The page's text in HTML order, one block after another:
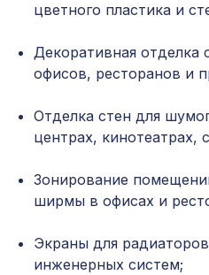
Профиль
Арабеско Виво,
Плинтус AP29 под
пазом под 20
Перфорированная
ВЕРОНИКА,
Перфорированная
1030х695мм, ХДФ,
цветного пластика и
Декоративная
офисов, ресторанов и
Отделка стен для
центрах, кинотеатрах,
Зонирование
ширмы в офисах и
Экраны для
инженерных систем;